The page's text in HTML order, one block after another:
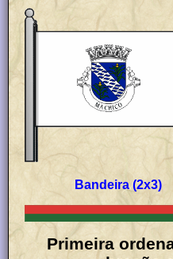
Bandeira
Primeira